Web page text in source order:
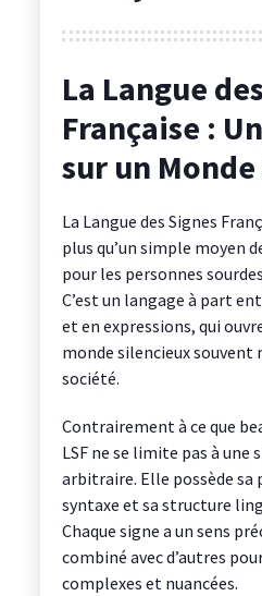
La Langue
Française :
sur un
La Langue des Signes
plus qu’un simple moyen
pour les personnes
C’est un langage à part
et en expressions, qui
monde silencieux souvent
société.
Contrairement à ce que
LSF ne se limite pas à
arbitraire. Elle possède sa
syntaxe et sa structure
Chaque signe a un sens
combiné avec d’autres
complexes et nuancées.